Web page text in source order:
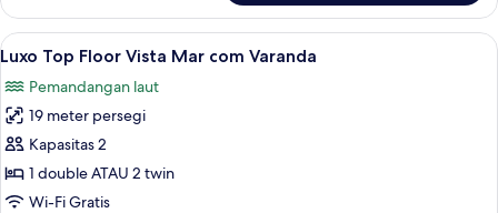
Kamar
Lihat
semua
foto
untuk
Luxo
Top
Floor
Seprai premium, minibar, brankas,
6
Luxo Top Floor Vista Mar com Varanda
Pemandangan laut
19 meter persegi
Kapasitas 2
1 double ATAU 2 twin
Wi-Fi Gratis